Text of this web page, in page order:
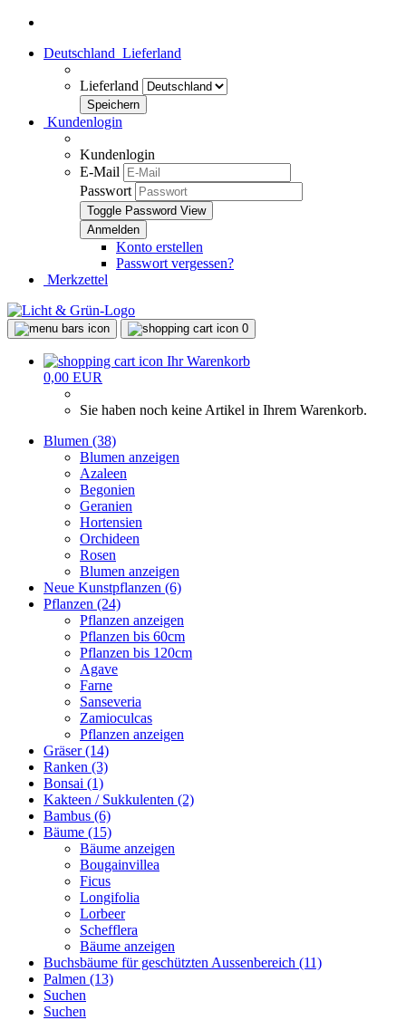
Deutschland Lieferland
Lieferland
Kundenlogin
Kundenlogin
E-Mail
Passwort
Toggle Password View
Konto erstellen
Passwort vergessen?
Merkzettel
0
Ihr Warenkorb
0,00 EUR
Sie haben noch keine Artikel in Ihrem Warenkorb.
Blumen (38)
Blumen anzeigen
Azaleen
Begonien
Geranien
Hortensien
Orchideen
Rosen
Blumen anzeigen
Neue Kunstpflanzen (6)
Pflanzen (24)
Pflanzen anzeigen
Pflanzen bis 60cm
Pflanzen bis 120cm
Agave
Farne
Sanseveria
Zamioculcas
Pflanzen anzeigen
Gräser (14)
Ranken (3)
Bonsai (1)
Kakteen / Sukkulenten (2)
Bambus (6)
Bäume (15)
Bäume anzeigen
Bougainvillea
Ficus
Longifolia
Lorbeer
Schefflera
Bäume anzeigen
Buchsbäume für geschützten Aussenbereich (11)
Palmen (13)
Suchen
Suchen